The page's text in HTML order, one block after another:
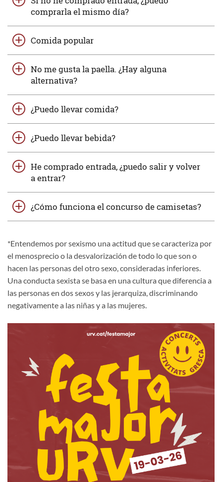
comprarla el mismo día?
Comida popular
No me gusta la paella. ¿Hay alguna
alternativa?
¿Puedo llevar comida?
¿Puedo llevar bebida?
He comprado entrada, ¿puedo salir y volver
a entrar?
¿Cómo funciona el concurso de camisetas?
*Entendemos por sexismo una actitud que se caracteriza por
el menosprecio o la desvalorización de todo lo que son o
hacen las personas del otro sexo, consideradas inferiores.
Una conducta sexista se basa en una cultura que diferencia a
las personas en dos sexos y las jerarquiza, discriminando
negativamente a las niñas y a las mujeres.